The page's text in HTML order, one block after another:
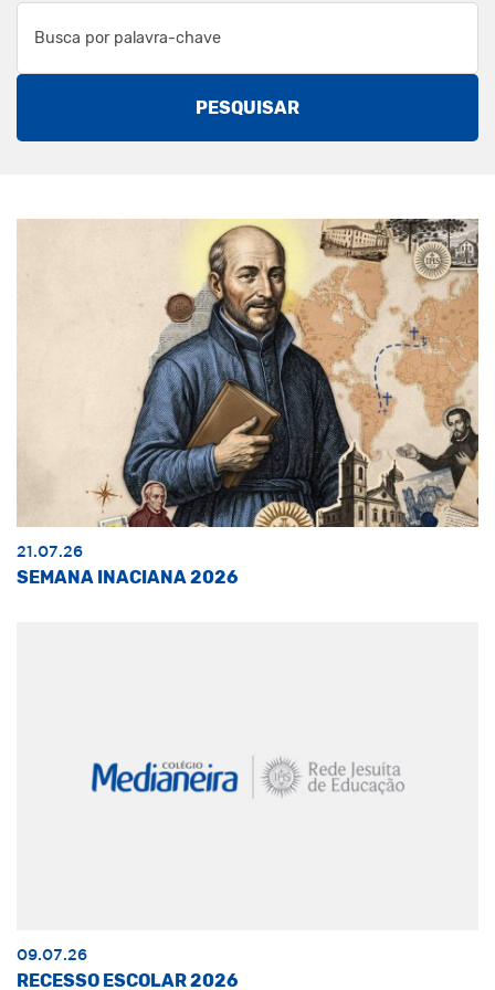
PESQUISAR
21.07.26
SEMANA INACIANA 2026
09.07.26
RECESSO ESCOLAR 2026